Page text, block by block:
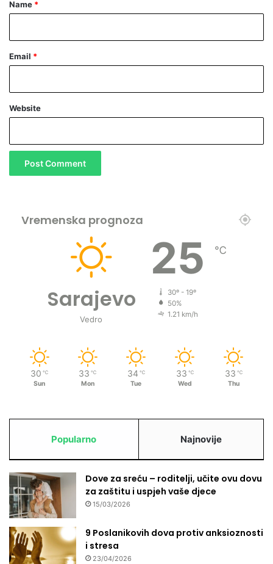
Name *
Email *
Website
Vremenska prognoza
Sarajevo
Vedro
25 ℃
30º - 19º
50%
1.21 km/h
30 ℃
Sun
33 ℃
Mon
34 ℃
Tue
33 ℃
Wed
33 ℃
Thu
Popularno Najnovije
Dove za sreću – roditelji, učite ovu dovu
za zaštitu i uspjeh vaše djece
15/03/2026
9 Poslanikovih dova protiv anksioznosti
i stresa
23/04/2026